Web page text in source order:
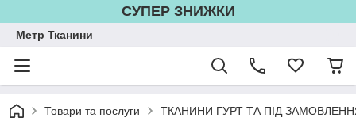
СУПЕР ЗНИЖКИ
Метр Тканини
Товари та послуги ТКАНИНИ ГУРТ ТА ПІД